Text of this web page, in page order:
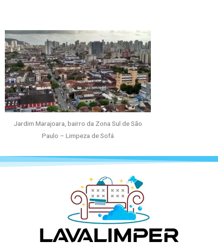
Jardim Marajoara, bairro da Zona Sul de São
Paulo – Limpeza de Sofá